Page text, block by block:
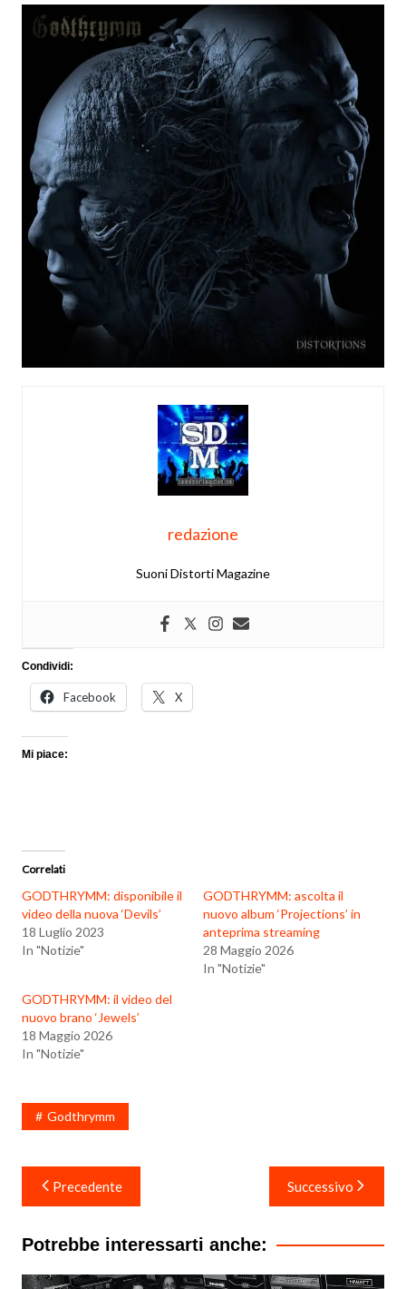
redazione
Suoni Distorti Magazine
Condividi:
Facebook X
Mi piace:
Correlati
GODTHRYMM: disponibile il
video della nuova ‘Devils’
18 Luglio 2023
In "Notizie"
GODTHRYMM: ascolta il
nuovo album ‘Projections’ in
anteprima streaming
28 Maggio 2026
In "Notizie"
GODTHRYMM: il video del
nuovo brano ‘Jewels’
18 Maggio 2026
In "Notizie"
Godthrymm
Navigazione
articoli
Precedente Successivo
Potrebbe interessarti anche: